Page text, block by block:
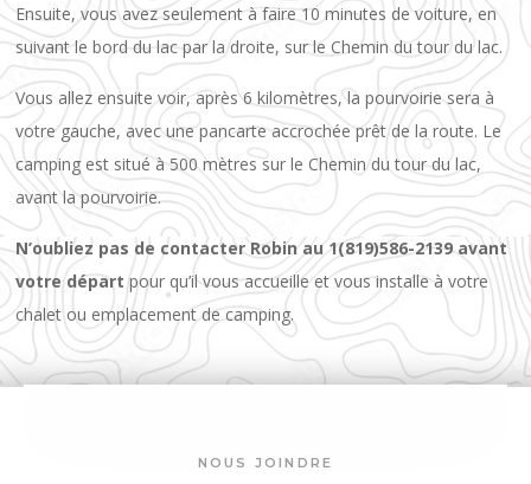
Ensuite, vous avez seulement à faire 10 minutes de voiture, en
suivant le bord du lac par la droite, sur le Chemin du tour du lac.
Vous allez ensuite voir, après 6 kilomètres, la pourvoirie sera à
votre gauche, avec une pancarte accrochée prêt de la route. Le
camping est situé à 500 mètres sur le Chemin du tour du lac,
avant la pourvoirie.
N’oubliez pas de contacter Robin au 1(819)586-2139 avant
votre départ pour qu’il vous accueille et vous installe à votre
chalet ou emplacement de camping.
NOUS JOINDRE